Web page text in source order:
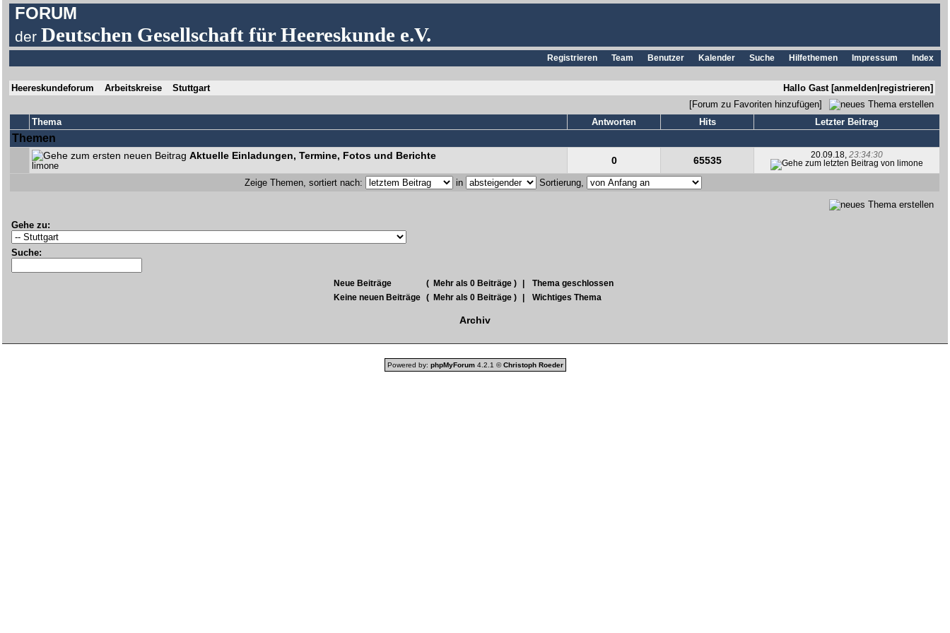
FORUM
derDeutschen Gesellschaft für Heereskunde e.V.
Index
Impressum
Hilfethemen
Suche
Kalender
Benutzer
Team
Registrieren
Hallo Gast [anmelden |registrieren]
Heereskundeforum Arbeitskreise
Stuttgart
[Forum zu Favoriten hinzufügen]
Thema
Antworten Hits Letzter Beitrag
Themen
Aktuelle Einladungen, Termine, Fotos und Berichte
limone 0 65535 20.09.18,23:34:30
von limone
Zeige Themen, sortiert nach: in Sortierung,
Gehe zu:
Suche:
Neue Beiträge ( Mehr als 0 Beiträge )
Thema geschlossen
Keine neuen Beiträge
( Mehr als 0 Beiträge ) Wichtiges Thema
Archiv
Powered by: phpMyForum4.2.1 ©Christoph Roeder